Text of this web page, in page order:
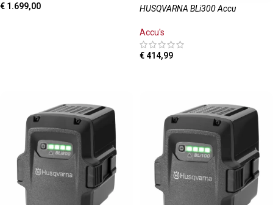
€ 1.699,00 HUSQVARNA BLi300 Accu
Accu's
€ 414,99